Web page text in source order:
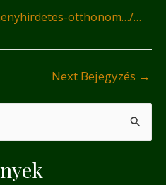
otthonom…/…
Next Bejegyzés →